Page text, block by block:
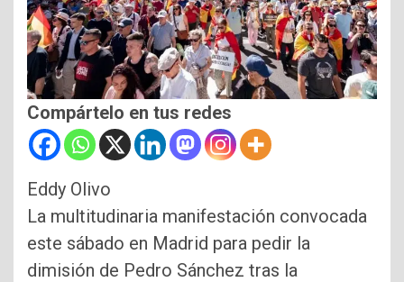
Compártelo en tus redes
Eddy Olivo
La multitudinaria manifestación convocada
este sábado en Madrid para pedir la
dimisión de Pedro Sánchez tras la